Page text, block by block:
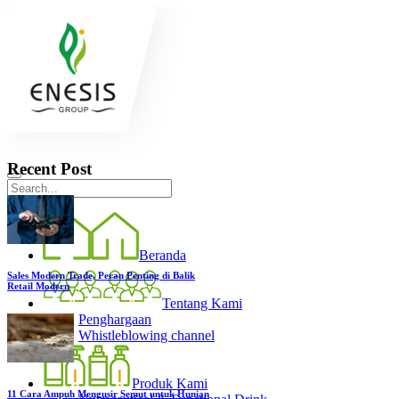
Beranda
Tentang Kami
Penghargaan
Whistleblowing channel
Produk Kami
Recent Post
Sales Modern Trade, Peran Penting di Balik
Retail Modern
11 Cara Ampuh Mengusir Semut untuk Hunian